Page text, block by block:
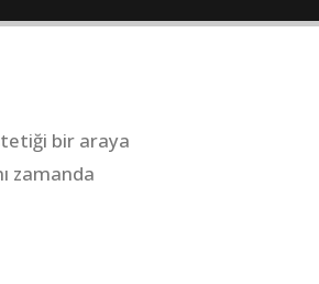
bir araya
zamanda